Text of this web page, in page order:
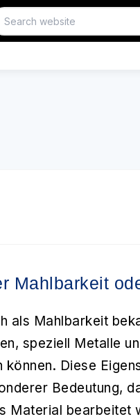
Mahlbarkeit
als Mahlbarkeit
speziell Metalle
Diese
Bedeutung,
Material bearbeitet